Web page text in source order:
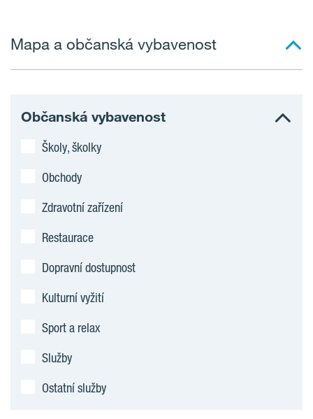
Mapa a občanská vybavenost
Občanská vybavenost
Školy, školky
Obchody
Zdravotní zařízení
Restaurace
Dopravní dostupnost
Kulturní vyžití
Sport a relax
Služby
Ostatní služby